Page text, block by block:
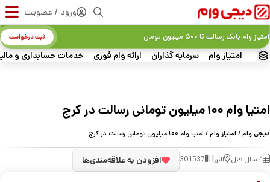
ورود / عضویت
امتیاز وام سرمایه گذاران ارائه وام فوری خدمات حسابداری و
امتیاز وام بانک رسالت تا ۵۰۰ میلیون تومان ثبت درخواست
امتیا وام ۱۰۰ میلیون تومانی رسالت در کرج
دیجی وام/ امتیاز وام/ امتیا وام ۱۰۰ میلیون تومانی رسالت در کرج
4 سال قبل البرز 301537 افزودن به علاقه‌مندی‌ها